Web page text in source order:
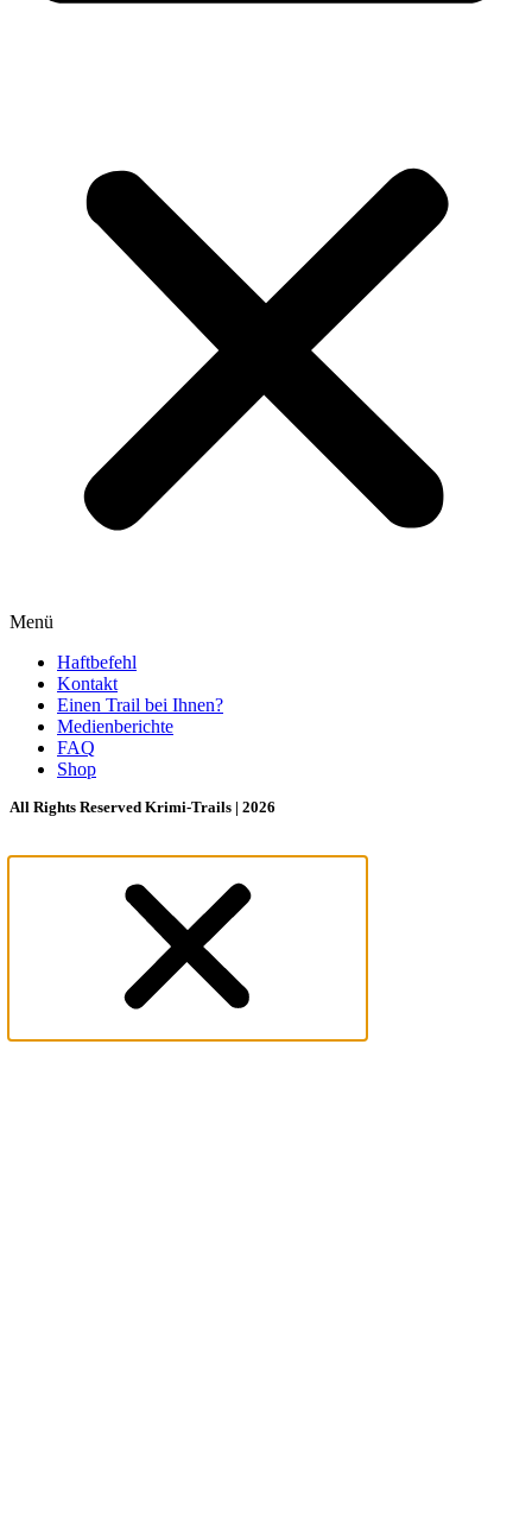
Menü
Haftbefehl
Kontakt
Einen Trail bei Ihnen?
Medienberichte
FAQ
Shop
All Rights Reserved Krimi-Trails | 2026